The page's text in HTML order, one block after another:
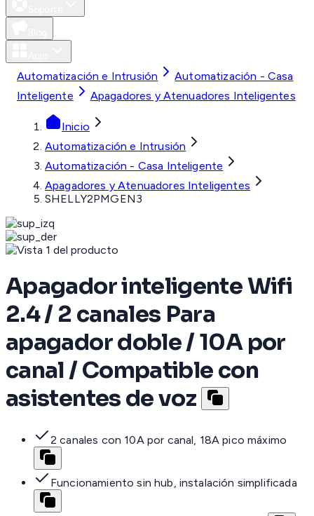
Automatización e Intrusión
Automatización - Casa
Inteligente
Apagadores y Atenuadores Inteligentes
Inicio
Automatización e Intrusión
Automatización - Casa Inteligente
Apagadores y Atenuadores Inteligentes
SHELLY2PMGEN3
Apagador inteligente Wifi
2.4 / 2 canales Para
apagador doble / 10A por
canal / Compatible con
asistentes de voz
2 canales con 10A por canal, 18A pico máximo
Funcionamiento sin hub, instalación simplificada